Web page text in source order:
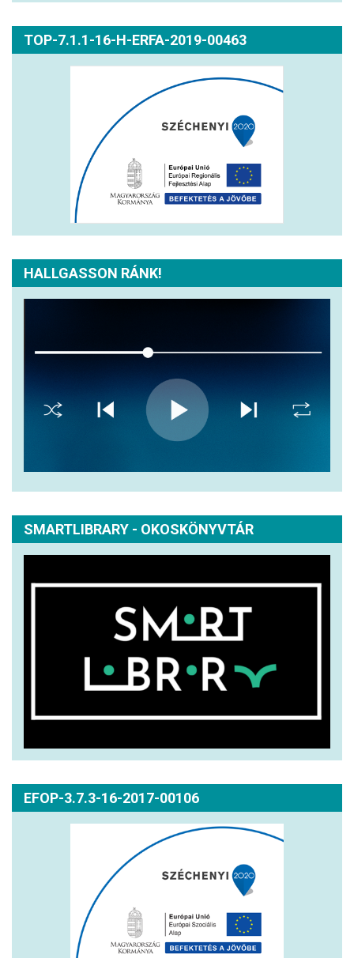
TOP-7.1.1-16-H-ERFA-2019-00463
HALLGASSON RÁNK!
SMARTLIBRARY - OKOSKÖNYVTÁR
EFOP-3.7.3-16-2017-00106